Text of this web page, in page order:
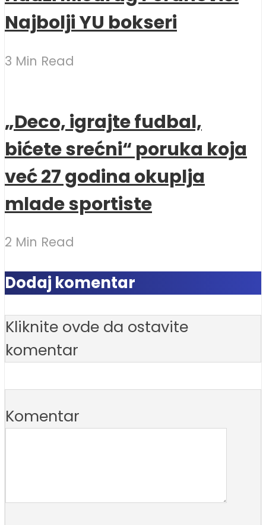
Najbolji YU bokseri
3 Min Read
„Deco, igrajte fudbal,
bićete srećni“ poruka koja
već 27 godina okuplja
mlade sportiste
2 Min Read
Dodaj komentar
Kliknite ovde da ostavite
komentar
Komentar